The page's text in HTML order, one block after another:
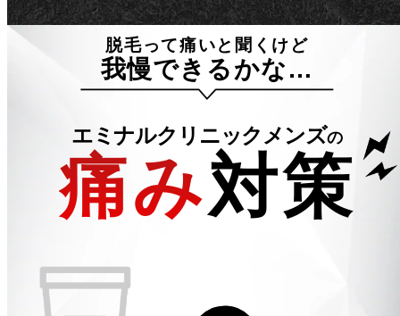
脱毛って痛いと聞くけど
我慢できるかな…
エミナルクリニックメンズの
痛み対策